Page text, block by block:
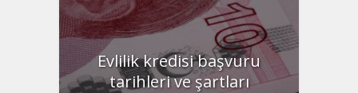
Evlilik kredisi başvuru
tarihleri ve şartları